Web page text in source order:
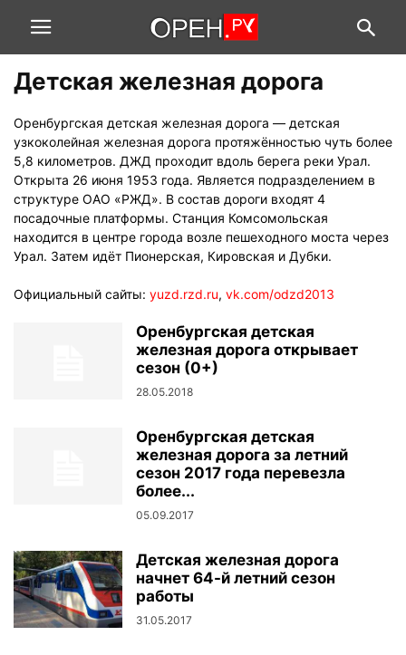
Детская железная дорога
Оренбургская детская железная дорога — детская
узкоколейная железная дорога протяжённостью чуть более
5,8 километров. ДЖД проходит вдоль берега реки Урал.
Открыта 26 июня 1953 года. Является подразделением в
структуре ОАО «РЖД». В состав дороги входят 4
посадочные платформы. Станция Комсомольская
находится в центре города возле пешеходного моста через
Урал. Затем идёт Пионерская, Кировская и Дубки.
Официальный сайты: yuzd.rzd.ru, vk.com/odzd2013
Оренбургская детская
железная дорога открывает
сезон (0+)
28.05.2018
Оренбургская детская
железная дорога за летний
сезон 2017 года перевезла
более...
05.09.2017
Детская железная дорога
начнет 64-й летний сезон
работы
31.05.2017